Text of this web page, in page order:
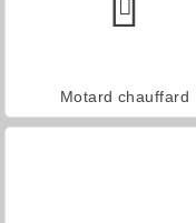
Motard chauffard